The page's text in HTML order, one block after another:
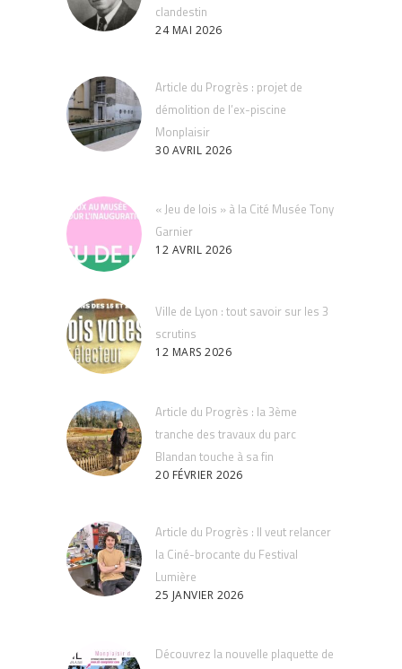
clandestin
24 MAI 2026
Article du Progrès : projet de
démolition de l’ex-piscine
Monplaisir
30 AVRIL 2026
« Jeu de lois » à la Cité Musée Tony
Garnier
12 AVRIL 2026
Ville de Lyon : tout savoir sur les 3
scrutins
12 MARS 2026
Article du Progrès : la 3ème
tranche des travaux du parc
Blandan touche à sa fin
20 FÉVRIER 2026
Article du Progrès : Il veut relancer
la Ciné-brocante du Festival
Lumière
25 JANVIER 2026
Découvrez la nouvelle plaquette de